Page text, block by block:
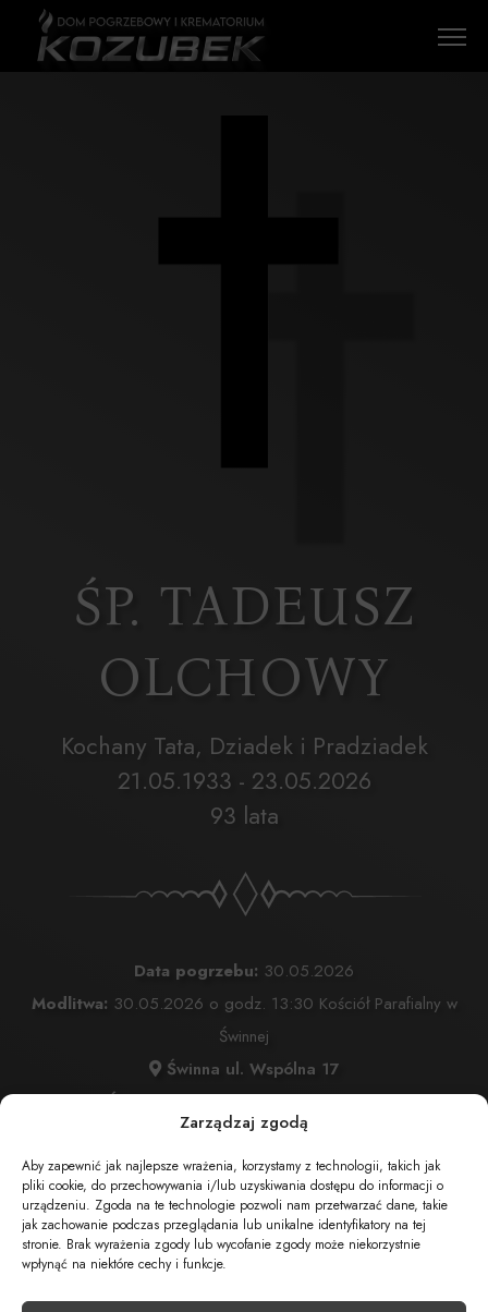
Zarządzaj zgodą
Aby zapewnić jak najlepsze wrażenia, korzystamy z technologii, takich jak
pliki cookie, do przechowywania i/lub uzyskiwania dostępu do informacji o
urządzeniu. Zgoda na te technologie pozwoli nam przetwarzać dane, takie
jak zachowanie podczas przeglądania lub unikalne identyfikatory na tej
stronie. Brak wyrażenia zgody lub wycofanie zgody może niekorzystnie
wpłynąć na niektóre cechy i funkcje.
ŚP. TADEUSZ
OLCHOWY
Kochany Tata, Dziadek i Pradziadek
21.05.1933 - 23.05.2026
93 lata
Data pogrzebu: 30.05.2026
Modlitwa: 30.05.2026 o godz. 13:30 Kościół Parafialny w
Świnnej
Świnna ul. Wspólna 17
Msza Święta:30.05.2026 o godz. 14:00 Kościół
Parafialny w Świnnej
Świnna ul. Wspólna 17
Wyprowadzenie do grobu o godz.15:00
Świnna, ul. Przy Stoku 22